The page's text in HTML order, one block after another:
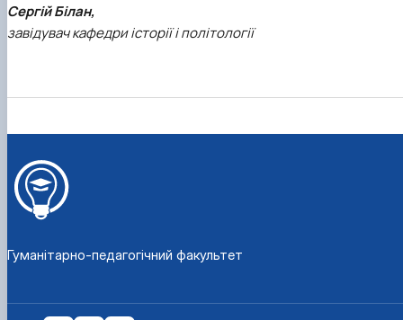
Сергій Білан,
завідувач кафедри історії і політології
Гуманітарно-педагогічний факультет